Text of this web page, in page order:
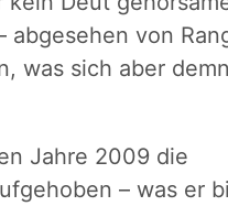
von
was sich aber
Jahre 2009 die
– was er